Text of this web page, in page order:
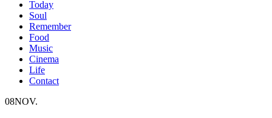
Today
Soul
Remember
Food
Music
Cinema
Life
Contact
08NOV.